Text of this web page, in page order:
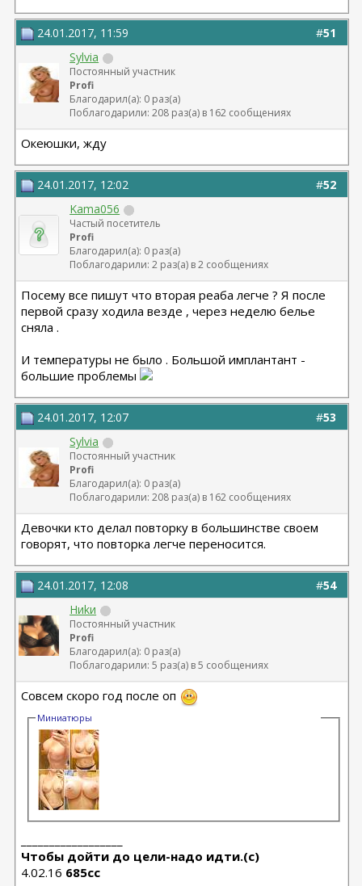
#51
24.01.2017, 11:59
Sylvia
Постоянный участник
Profi
Благодарил(а): 0 раз(а)
Поблагодарили: 208 раз(а) в 162 сообщениях
Океюшки, жду
#52
24.01.2017, 12:02
Kama056
Частый посетитель
Profi
Благодарил(а): 0 раз(а)
Поблагодарили: 2 раз(а) в 2 сообщениях
Посему все пишут что вторая реаба легче ? Я после
первой сразу ходила везде , через неделю белье
сняла .
И температуры не было . Большой имплантант -
большие проблемы
#53
24.01.2017, 12:07
Sylvia
Постоянный участник
Profi
Благодарил(а): 0 раз(а)
Поблагодарили: 208 раз(а) в 162 сообщениях
Девочки кто делал повторку в большинстве своем
говорят, что повторка легче переносится.
#54
24.01.2017, 12:08
Hиkи
Постоянный участник
Profi
Благодарил(а): 0 раз(а)
Поблагодарили: 5 раз(а) в 5 сообщениях
Совсем скоро год после оп
Миниатюры
Чтобы дойти до цели-надо идти.(с)
4.02.16 685сс